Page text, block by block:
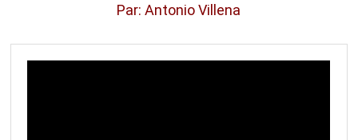
Par: Antonio Villena